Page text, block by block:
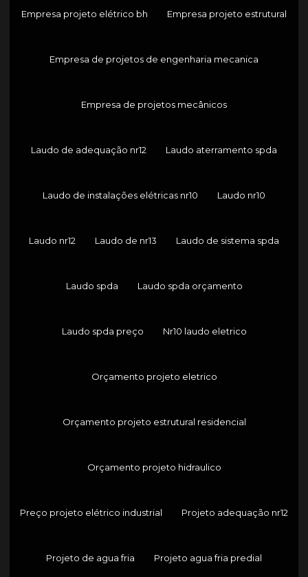
Empresa projeto elétrico bh Empresa projeto estrutural
Empresa de projetos de engenharia mecanica
Empresa de projetos mecânicos
Laudo de adequação nr12 Laudo aterramento spda
Laudo de instalações elétricas nr10 Laudo nr10
Laudo nr12 Laudo de nr13 Laudo de sistema spda
Laudo spda Laudo spda orçamento
Laudo spda preço Nr10 laudo eletrico
Orçamento projeto eletrico
Orçamento projeto estrutural residencial
Orçamento projeto hidraulico
Preço projeto elétrico industrial Projeto adequação nr12
Projeto de agua fria Projeto agua fria predial